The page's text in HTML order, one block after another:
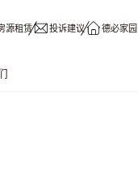
源租赁 投诉建议 德必家园